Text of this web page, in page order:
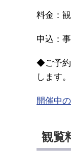
料金：
申込：
◆ご予約
します。
開催中
観覧